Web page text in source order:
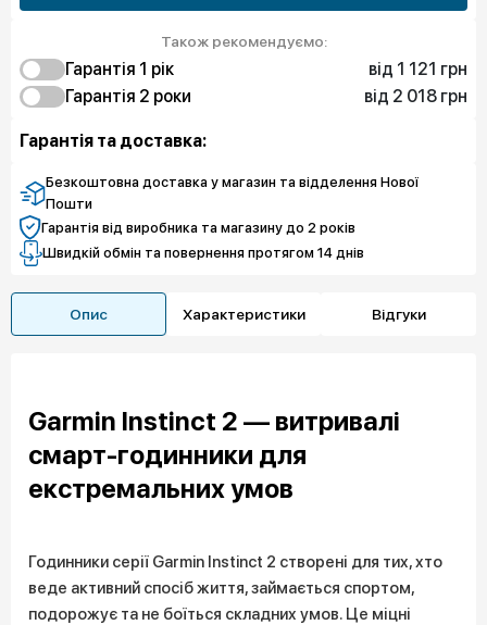
Також рекомендуємо:
Гарантія 1 рiк
від 1 121 грн
Захист від браку
1 121 грн
Гарантія 2 роки
від 2 018 грн
Чистий спокій
Гарантія та доставка:
Безкоштовна доставка у магазин та відделення Нової
Пошти
Гарантія від виробника та магазину до 2 років
Швидкій обмін та повернення протягом 14 днів
Опис Характеристики Відгуки
Garmin Instinct 2 — витривалі
смарт-годинники для
екстремальних умов
Годинники серії Garmin Instinct 2 створені для тих, хто
веде активний спосіб життя, займається спортом,
подорожує та не боїться складних умов. Це міцні